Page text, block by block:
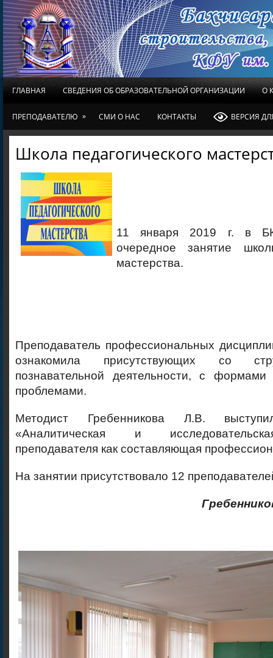
ГЛАВНАЯ СВЕДЕНИЯ ОБ ОБРАЗОВАТЕЛЬНОЙ ОРГАНИЗАЦИИ О
ПРЕПОДАВАТЕЛЮ » СМИ О НАС КОНТАКТЫ ВЕРСИЯ
Школа педагогического
11 января 2019 г. в
очередное занятие
мастерства.
Преподаватель профессиональных
ознакомила присутствующих со
познавательной деятельности, с
проблемами.
Методист Гребенникова Л.В.
«Аналитическая и
преподавателя как составляющая
На занятии присутствовало 12